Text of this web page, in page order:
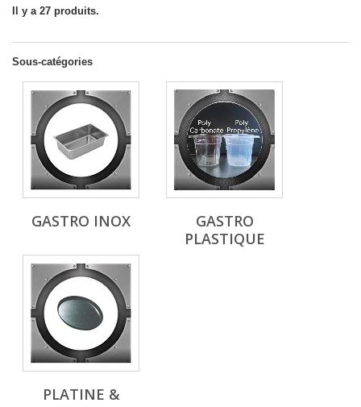
Il y a 27 produits.
Sous-catégories
GASTRO INOX
GASTRO
PLASTIQUE
PLATINE &